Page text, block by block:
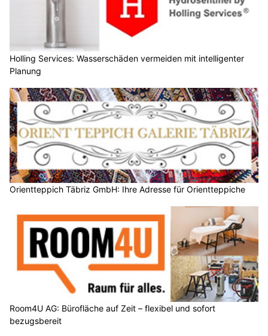
Holling Services: Wasserschäden vermeiden mit intelligenter
Planung
Orientteppich Täbriz GmbH: Ihre Adresse für Orientteppiche
Room4U AG: Bürofläche auf Zeit – flexibel und sofort
bezugsbereit